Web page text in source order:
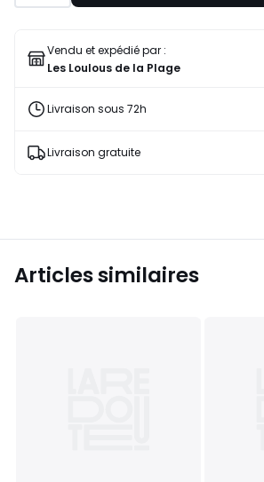
Vendu et expédié par :
Les Loulous de la Plage
Livraison sous 72h
Livraison gratuite
Articles similaires